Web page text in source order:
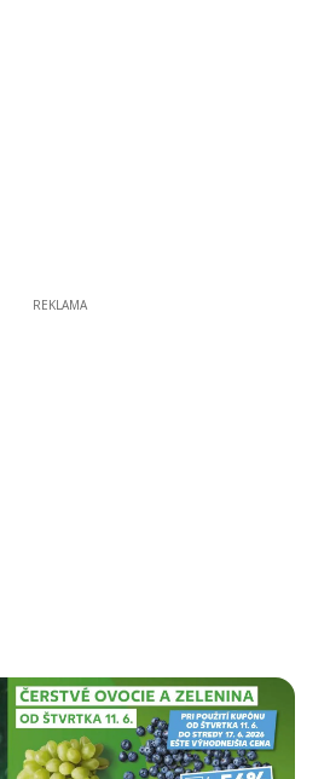
REKLAMA